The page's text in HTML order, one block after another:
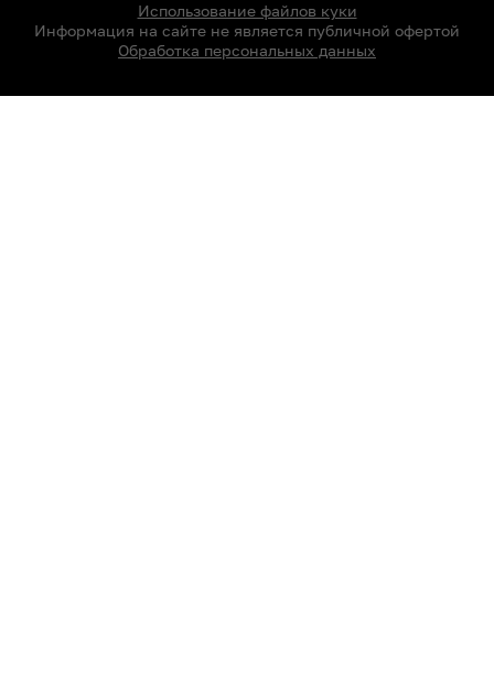
Использование файлов куки
Информация на сайте не является публичной офертой
Обработка персональных данных